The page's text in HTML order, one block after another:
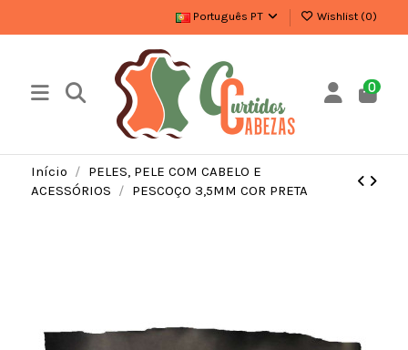
Português PT Wishlist (0)
0
Início
PELES, PELE COM CABELO E
ACESSÓRIOS
PESCOÇO 3,5MM COR PRETA